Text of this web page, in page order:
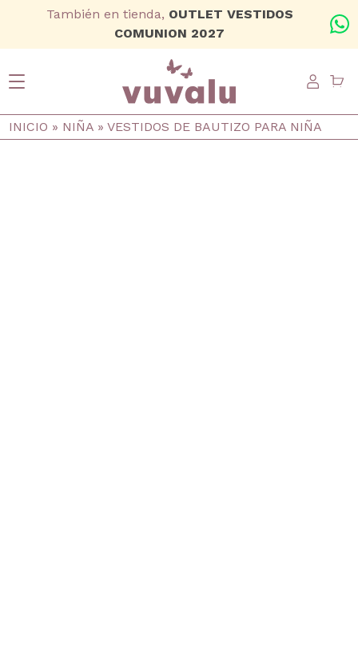
Ir al contenido principal
También en tienda, OUTLET VESTIDOS
COMUNION 2027
Ruta de navegación
INICIO NIÑA VESTIDOS DE BAUTIZO PARA NIÑA